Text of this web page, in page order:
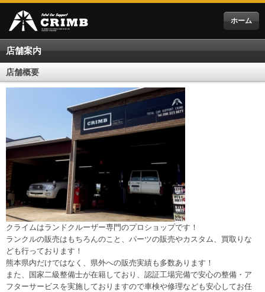
ホーム
店舗案内
店舗概要
クライムはランドクルーザー専門のプロショップです！
ランクルの販売はもちろんのこと、パーツの販売やカスタム、買取りな
ども行っております！
熊本県内だけではなく、県外への販売実績も多数あります！
また、国家二級整備士が在籍しており、認証工場完備で安心の整備・ア
フターサービスを実施しておりますので車検や修理なども安心してお任